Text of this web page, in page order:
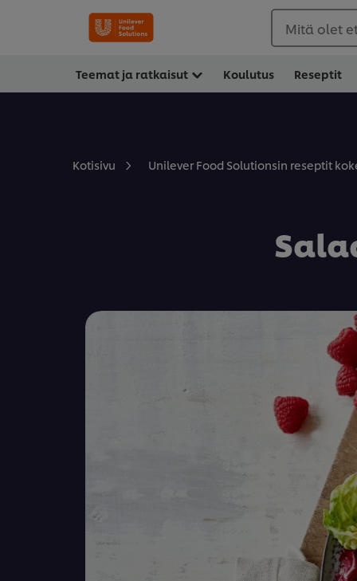
Mitä olet
Teemat ja ratkaisut Koulutus Reseptit
Kotisivu Unilever Food Solutionsin reseptit